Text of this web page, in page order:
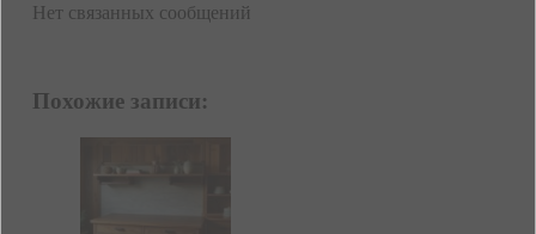
Нет связанных сообщений
Похожие записи: